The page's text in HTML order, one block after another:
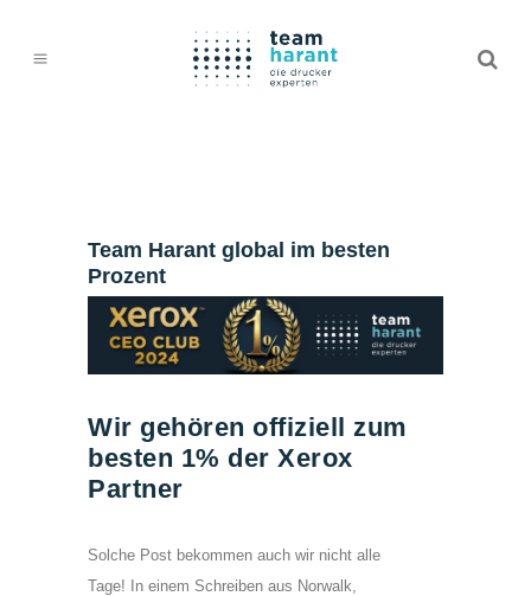
Team Harant global im besten
Prozent
Wir gehören offiziell zum
besten 1% der Xerox
Partner
Solche Post bekommen auch wir nicht alle
Tage! In einem Schreiben aus Norwalk,